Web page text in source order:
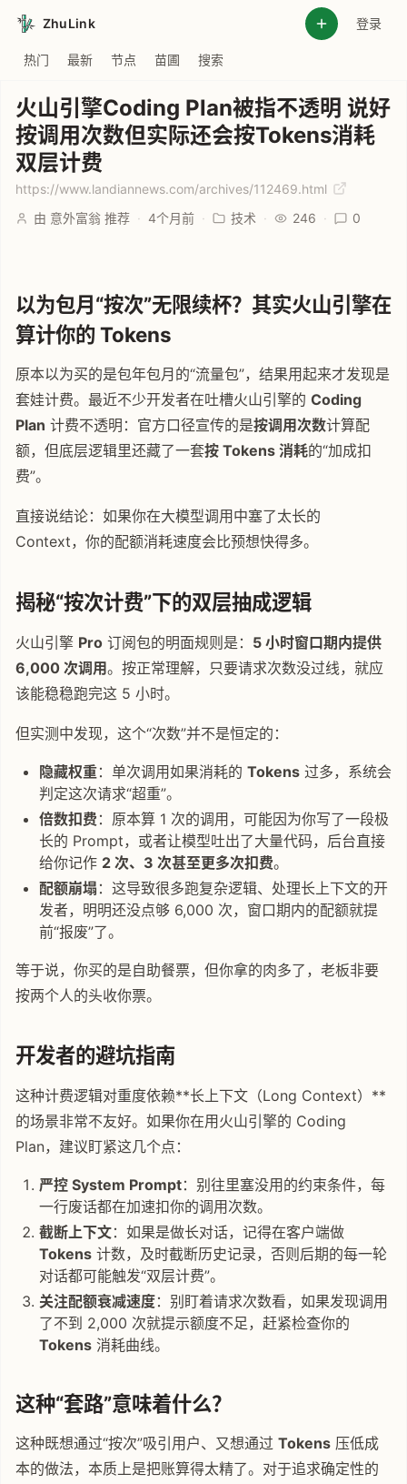
ZhuLink 登录
热门 最新 节点 苗圃 搜索
火山引擎Coding Plan被指不透明 说好
按调用次数但实际还会按Tokens消耗
双层计费
https://www.landiannews.com/archives/112469.html
由 意外富翁 推荐 · 4个月前 · 技术 · 246 · 0
以为包月“按次”无限续杯？其实火山引擎在
算计你的 Tokens
原本以为买的是包年包月的“流量包”，结果用起来才发现是
套娃计费。最近不少开发者在吐槽火山引擎的 Coding
Plan 计费不透明：官方口径宣传的是按调用次数计算配
额，但底层逻辑里还藏了一套按 Tokens 消耗的“加成扣
费”。
直接说结论：如果你在大模型调用中塞了太长的
Context，你的配额消耗速度会比预想快得多。
揭秘“按次计费”下的双层抽成逻辑
火山引擎 Pro 订阅包的明面规则是： 5 小时窗口期内提供
6,000 次调用。按正常理解，只要请求次数没过线，就应
该能稳稳跑完这 5 小时。
但实测中发现，这个“次数”并不是恒定的：
隐藏权重：单次调用如果消耗的 Tokens过多，系统会
判定这次请求“超重”。
倍数扣费 ：原本算 1 次的调用，可能因为你写了一段极
长的 Prompt，或者让模型吐出了大量代码，后台直接
给你记作 2 次、3 次甚至更多次扣费。
配额崩塌 ：这导致很多跑复杂逻辑、处理长上下文的开
发者，明明还没点够 6,000 次，窗口期内的配额就提
前“报废”了。
等于说，你买的是自助餐票，但你拿的肉多了，老板非要
按两个人的头收你票。
开发者的避坑指南
这种计费逻辑对重度依赖**长上下文（Long Context）**
的场景非常不友好。如果你在用火山引擎的 Coding
Plan，建议盯紧这几个点：
严控 System Prompt：别往里塞没用的约束条件，每
一行废话都在加速扣你的调用次数。
截断上下文：如果是做长对话，记得在客户端做
Tokens计数，及时截断历史记录，否则后期的每一轮
对话都可能触发“双层计费”。
关注配额衰减速度：别盯着请求次数看，如果发现调用
了不到 2,000 次就提示额度不足，赶紧检查你的
Tokens消耗曲线。
这种“套路”意味着什么？
这种既想通过“按次”吸引用户、又想通过 Tokens 压低成
本的做法，本质上是把账算得太精了。对于追求确定性的